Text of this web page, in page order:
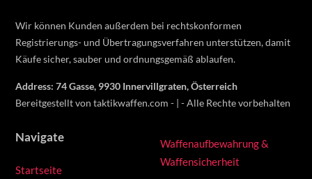
on
the
product
Wir können Kunden außerdem bei rechtskonformen
Registrierungs- und Übertragungsverfahren unterstützen, damit
Käufe sicher, sauber und ordnungsgemäß ablaufen.
Address: 74 Gasse, 9930 Innervillgraten, Österreich
Bereitgestellt von taktikwaffen.com - | - Alle Rechte vorbehalten
Navigate
Startseite
Waffenaufbewahrung &
Waffensicherheit